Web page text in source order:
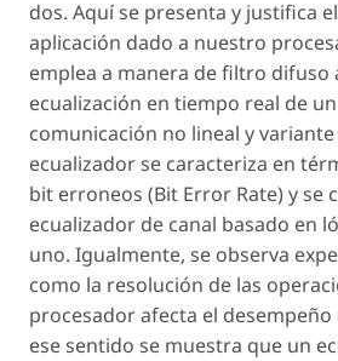
dos. Aquí se presenta y justifica
aplicación dado a nuestro
emplea a manera de filtro difuso
ecualización en tiempo real de
comunicación no lineal y
ecualizador se caracteriza en
bit erroneos (Bit Error Rate) y se
ecualizador de canal basado en
uno. Igualmente, se observa
como la resolución de las
procesador afecta el desempeño
ese sentido se muestra que un